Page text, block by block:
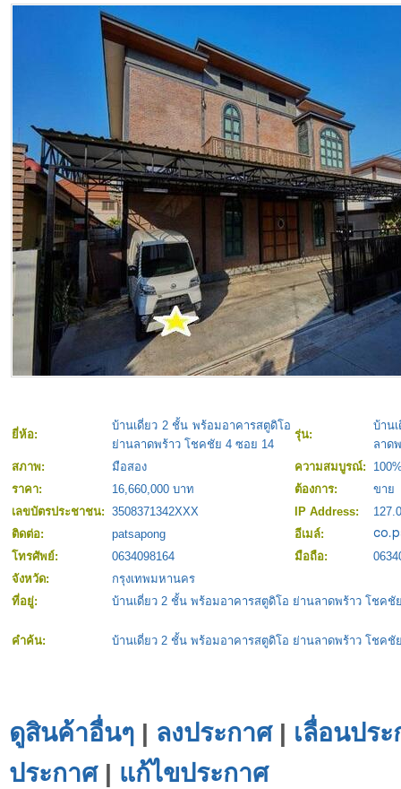
ยี่ห้อ:
บ้านเดี่ยว 2 ชั้น พร้อมอาคารสตูดิโอ
ย่านลาดพร้าว โชคชัย 4 ซอย 14
รุ่น:
บ้าน
ลาด
สภาพ:
มือสอง ความสมบูรณ์:
ราคา:
16,660,000 บาท ต้องการ:
ขาย
เลขบัตรประชาชน: 3508371342XXX IP Address:
ติดต่อ:
patsapong
อีเมล์:
โทรศัพย์:
0634098164 มือถือ:
จังหวัด:
กรุงเทพมหานคร
ที่อยู่:
บ้านเดี่ยว 2 ชั้น พร้อมอาคารสตูดิโอ ย่านลาดพร้าว โชคชั
คำค้น: บ้านเดี่ยว 2 ชั้น พร้อมอาคารสตูดิโอ ย่านลาดพร้าว โชคชั
ดูสินค้าอื่นๆ | ลงประกาศ| เลื่อนปร
ประกาศ| แก้ไขประกาศ